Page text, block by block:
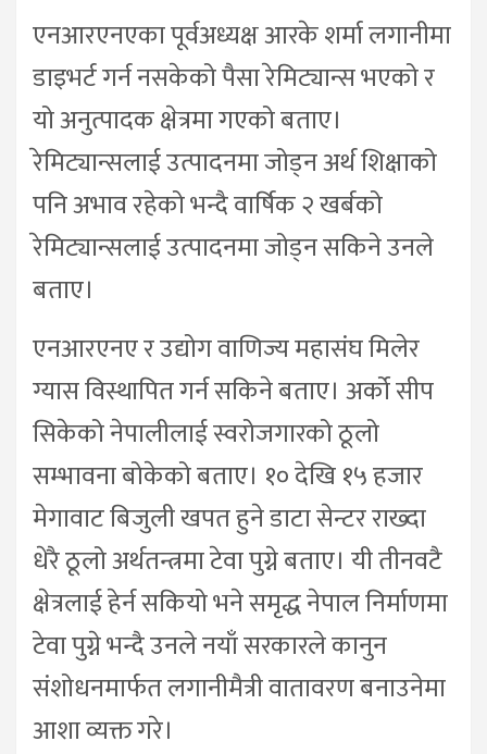
एनआरएनएका पूर्वअध्यक्ष आरके शर्मा लगानीमा
डाइभर्ट गर्न नसकेको पैसा रेमिट्यान्स भएको र
यो अनुत्पादक क्षेत्रमा गएको बताए।
रेमिट्यान्सलाई उत्पादनमा जोड्न अर्थ शिक्षाको
पनि अभाव रहेको भन्दै वार्षिक २ खर्बको
रेमिट्यान्सलाई उत्पादनमा जोड्न सकिने उनले
बताए।
एनआरएनए र उद्योग वाणिज्य महासंघ मिलेर
ग्यास विस्थापित गर्न सकिने बताए। अर्को सीप
सिकेको नेपालीलाई स्वरोजगारको ठूलो
सम्भावना बोकेको बताए। १० देखि १५ हजार
मेगावाट बिजुली खपत हुने डाटा सेन्टर राख्दा
धेरै ठूलो अर्थतन्त्रमा टेवा पुग्ने बताए। यी तीनवटै
क्षेत्रलाई हेर्न सकियो भने समृद्ध नेपाल निर्माणमा
टेवा पुग्ने भन्दै उनले नयाँ सरकारले कानुन
संशोधनमार्फत लगानीमैत्री वातावरण बनाउनेमा
आशा व्यक्त गरे।